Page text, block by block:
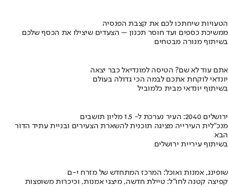
הטעויות שיחתכו לכם את קצבת הפנסיה
ממשיכת כספים ועד חוסר תכנון – הצעדים שיצילו את הכסף שלכם
בשיתוף מנורה מבטחים
אתם עוד לא שם? הטיסה למונדיאל כבר יצאה
יונדאי לוקחת אתכם לבמה הכי גדולה בעולם
בשיתוף יונדאי מבית כלמוביל
ירושלים 2040: העיר נערכת ל- 1.5 מליון תושבים
מנכ"לית העירייה מציגה תוכנית להשארת הצעירים ובניית עתיד הדור
הבא
בשיתוף עיריית ירושלים
שופינג, אמנות ואוכל: המרכז המתחדש של מזרח י-ם
קפיצה קטנה לחו"ל: טיילת חדשה, מיצגי אמנות, וכיכרות משופצות